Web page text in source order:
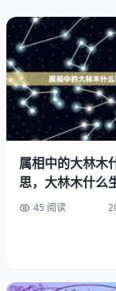
什么生肖适合带
属相中的大林木
思，大林木什么
45 阅读